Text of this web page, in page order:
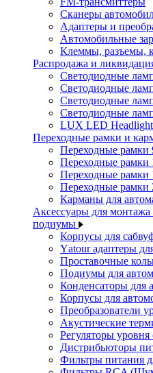
Сканеры
Адаптеры и
Автомобильные
Клеммы, разъемы,
Распродажа и
Светодиодные
Светодиодные
Светодиодные
Светодиодные
LUX LED
Переходные рамки и
Переходные
Переходные
Переходные рамки
Переходные рамки
Карманы для
Аксессуары для монтажа
подиумы
Корпусы для
Yаtour адаптеры
Проставочные
Подиумы для
Конденсаторы для
Корпусы для
Преобразователи
Акустические
Регуляторы уровня
Дистрибьюторы
Фильтры питания